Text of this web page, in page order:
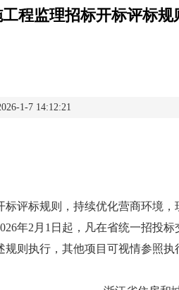
程监理招标开标评标规
1-7 14:12:21
评标规则，持续优化营商环境，
年2月1日起，凡在省统一招投标
则执行，其他项目可视情参照执